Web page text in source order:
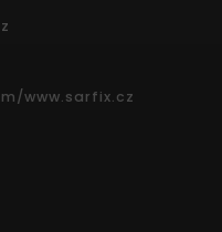
www.sarfix.cz